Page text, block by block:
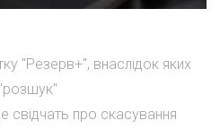
"Резерв+", внаслідок яких
свідчать про скасування